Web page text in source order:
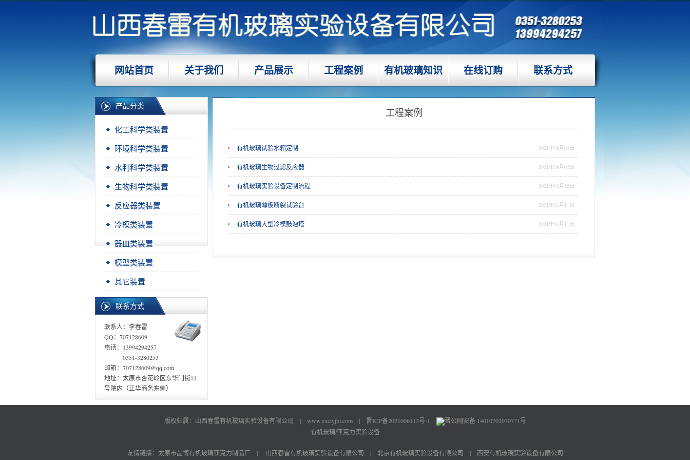
网站首页 关于我们 产品展示 工程案例 有机玻璃知识 在线订购 联系方式
产品分类
化工科学类装置
环境科学类装置
水利科学类装置
生物科学类装置
反应器类装置
冷模类装置
器皿类装置
模型类装置
其它装置
联系方式
联系人：李春雷
QQ：707128609
电话：13994294257
0351-3280253
邮箱：707128609@qq.com
地址：太原市杏花岭区东华门街11
号院内（正华商务东侧）
工程案例
2021年08月03日
有机玻璃试验水箱定制
2021年08月02日
有机玻璃生物过滤反应器
2021年03月25日
有机玻璃实验设备定制流程
2021年03月11日
有机玻璃薄板断裂试验台
2021年03月11日
有机玻璃大型冷模鼓泡塔
版权归属：山西春雷有机玻璃实验设备有限公司 | www.sxclyjbl.com| 晋ICP备2021006113号-1
晋公网安备 14010702070771号
有机玻璃/亚克力实验设备
友情链接： 太原市晶博有机玻璃亚克力制品厂 | 山西春雷有机玻璃实验设备有限公司 | 北京有机玻璃实验设备有限公司 | 西安有机玻璃实验设备有限公司